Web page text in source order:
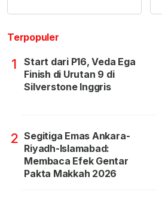
Terpopuler
1
Start dari P16, Veda Ega
Finish di Urutan 9 di
Silverstone Inggris
2 Segitiga Emas Ankara-
Riyadh-Islamabad:
Membaca Efek Gentar
Pakta Makkah 2026